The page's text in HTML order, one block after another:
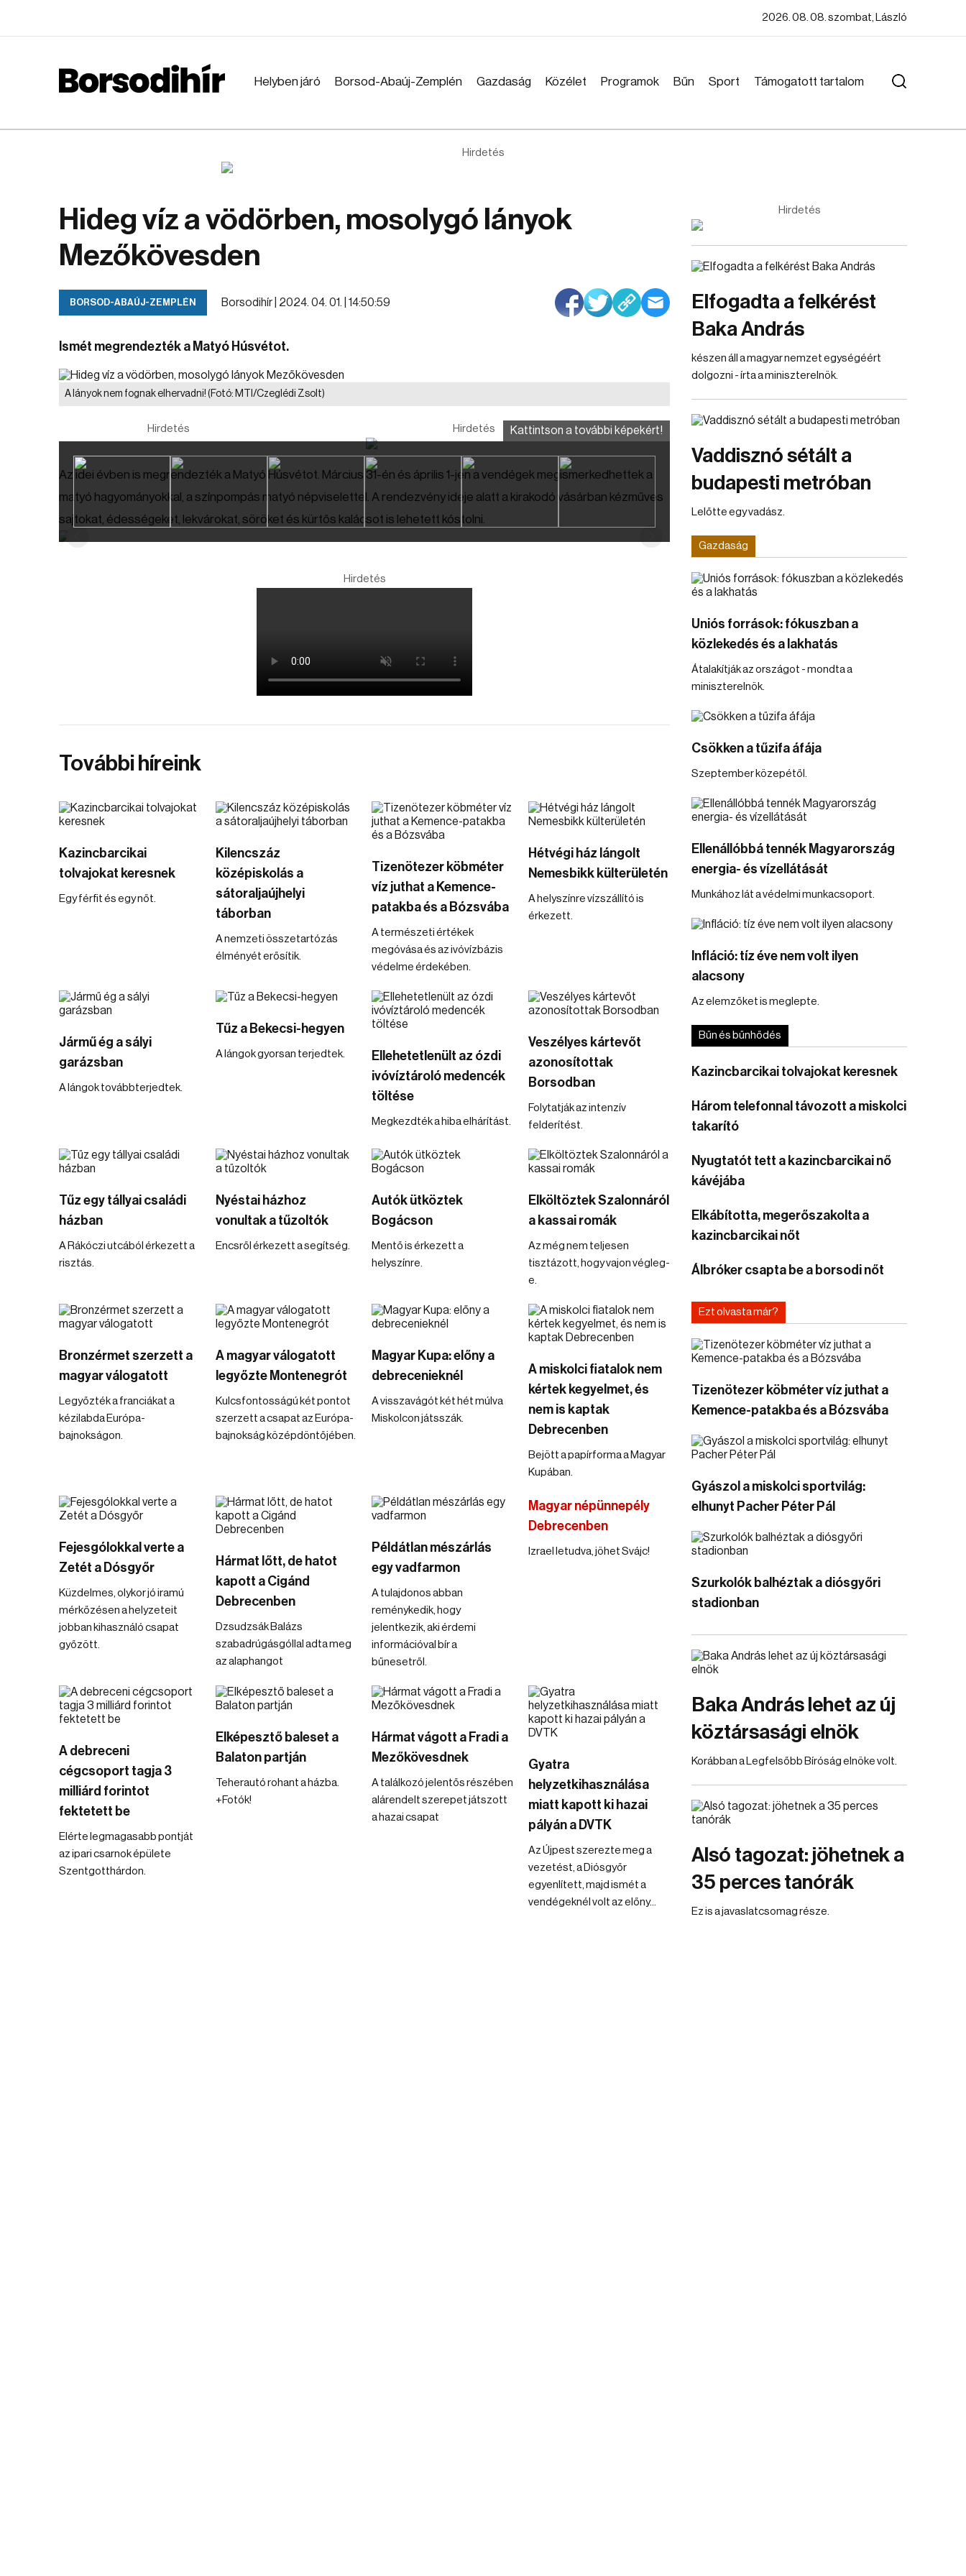
2026. 08. 08. szombat, László
Helyben járó Borsod-Abaúj-Zemplén Gazdaság Közélet Programok Bűn Sport Támogatott tartalom
Hirdetés
Hideg víz a vödörben, mosolygó lányok
Mezőkövesden
BORSOD-ABAÚJ-ZEMPLÉN Borsodihír | 2024. 04. 01. | 14:50:59
Ismét megrendezték a Matyó Húsvétot.
A lányok nem fognak elhervadni! (Fotó: MTI/Czeglédi Zsolt)
Hirdetés Hirdetés
Az idei évben is megrendezték a Matyó Húsvétot. Március 31-én és április 1-jén a vendégek megismerkedhettek a
matyó hagyományokkal, a színpompás matyó népviselettel. A rendezvény ideje alatt a kirakodó vásárban kézműves
sajtokat, édességeket, lekvárokat, söröket és kürtős kalácsot is lehetett kóstolni.
Kattintson a további képekért!
Hirdetés
További híreink
Kazincbarcikai
tolvajokat keresnek
Egy férfit és egy nőt.
Kilencszáz
középiskolás a
sátoraljaújhelyi
táborban
A nemzeti összetartózás
élményét erősítik.
Tizenötezer köbméter
víz juthat a Kemence-
patakba és a Bózsvába
A természeti értékek
megóvása és az ivóvízbázis
védelme érdekében.
Hétvégi ház lángolt
Nemesbikk külterületén
A helyszínre vízszállító is
érkezett.
Jármű ég a sályi
garázsban
A lángok továbbterjedtek.
Tűz a Bekecsi-hegyen
A lángok gyorsan terjedtek.
Ellehetetlenült az ózdi
ivóvíztároló medencék
töltése
Megkezdték a hiba elhárítást.
Veszélyes kártevőt
azonosítottak
Borsodban
Folytatják az intenzív
felderítést.
Tűz egy tállyai családi
házban
A Rákóczi utcából érkezett a
risztás.
Nyéstai házhoz
vonultak a tűzoltók
Encsről érkezett a segítség.
Autók ütköztek
Bogácson
Mentő is érkezett a
helyszínre.
Elköltöztek Szalonnáról
a kassai romák
Az még nem teljesen
tisztázott, hogy vajon végleg-
e.
Bronzérmet szerzett a
magyar válogatott
Legyőzték a franciákat a
kézilabda Európa-
bajnokságon.
A magyar válogatott
legyőzte Montenegrót
Kulcsfontosságú két pontot
szerzett a csapat az Európa-
bajnokság középdöntőjében.
Magyar Kupa: előny a
debrecenieknél
A visszavágót két hét múlva
Miskolcon játsszák.
A miskolci fiatalok nem
kértek kegyelmet, és
nem is kaptak
Debrecenben
Bejött a papírforma a Magyar
Kupában.
Fejesgólokkal verte a
Zetét a Dósgyőr
Küzdelmes, olykor jó iramú
mérkőzésen a helyzeteit
jobban kihasználó csapat
győzött.
Hármat lőtt, de hatot
kapott a Cigánd
Debrecenben
Dzsudzsák Balázs
szabadrúgásgóllal adta meg
az alaphangot
Példátlan mészárlás
egy vadfarmon
A tulajdonos abban
reménykedik, hogy
jelentkezik, aki érdemi
információval bír a
bűnesetről.
Magyar népünnepély
Debrecenben
Izrael letudva, jöhet Svájc!
A debreceni
cégcsoport tagja 3
milliárd forintot
fektetett be
Elérte legmagasabb pontját
az ipari csarnok épülete
Szentgotthárdon.
Elképesztő baleset a
Balaton partján
Teherautó rohant a házba.
+Fotók!
Hármat vágott a Fradi a
Mezőkövesdnek
A találkozó jelentős részében
alárendelt szerepet játszott
a hazai csapat
Gyatra
helyzetkihasználása
miatt kapott ki hazai
pályán a DVTK
Az Újpest szerezte meg a
vezetést, a Diósgyőr
egyenlített, majd ismét a
vendégeknél volt az előny...
Hirdetés
Elfogadta a felkérést
Baka András
készen áll a magyar nemzet egységéért
dolgozni - írta a miniszterelnök.
Vaddisznó sétált a
budapesti metróban
Lelőtte egy vadász.
Gazdaság
Uniós források: fókuszban a
közlekedés és a lakhatás
Átalakítják az országot - mondta a
miniszterelnök.
Csökken a tűzifa áfája
Szeptember közepétől.
Ellenállóbbá tennék Magyarország
energia- és vízellátását
Munkához lát a védelmi munkacsoport.
Infláció: tíz éve nem volt ilyen
alacsony
Az elemzőket is meglepte.
Bűn és bűnhődés
Kazincbarcikai tolvajokat keresnek
Három telefonnal távozott a miskolci
takarító
Nyugtatót tett a kazincbarcikai nő
kávéjába
Elkábította, megerőszakolta a
kazincbarcikai nőt
Álbróker csapta be a borsodi nőt
Ezt olvasta már?
Tizenötezer köbméter víz juthat a
Kemence-patakba és a Bózsvába
Gyászol a miskolci sportvilág:
elhunyt Pacher Péter Pál
Szurkolók balhéztak a diósgyőri
stadionban
Baka András lehet az új
köztársasági elnök
Korábban a Legfelsőbb Bíróság elnöke volt.
Alsó tagozat: jöhetnek a
35 perces tanórák
Ez is a javaslatcsomag része.